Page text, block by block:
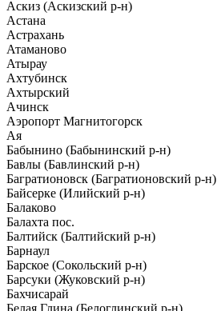
Аскиз (Аскизский р-н)
Астана
Астрахань
Атаманово
Атырау
Ахтубинск
Ахтырский
Ачинск
Аэропорт Магнитогорск
Ая
Бабынино (Бабынинский р-н)
Бавлы (Бавлинский р-н)
Багратионовск (Багратионовский р-н)
Байсерке (Илийский р-н)
Балаково
Балахта пос.
Балтийск (Балтийский р-н)
Барнаул
Барское (Сокольский р-н)
Барсуки (Жуковский р-н)
Бахчисарай